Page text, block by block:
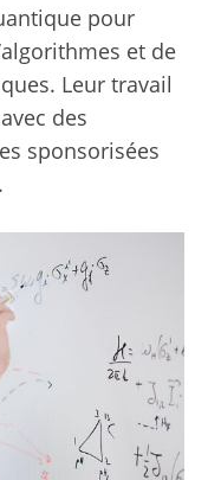
pour
et de
Leur travail
des
sponsorisées